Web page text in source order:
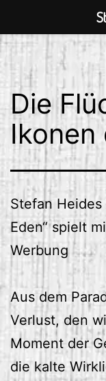
Zum
Inhalt
springen
Die
Stefan
Eden“ spielt
Werbung
Aus dem
Verlust, den
Moment der
die kalte